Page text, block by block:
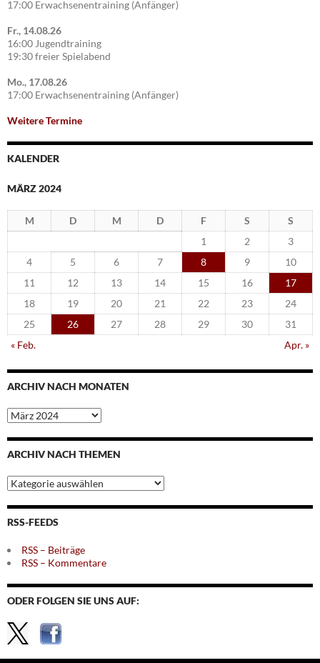
17:00 Erwachsenentraining (Anfänger)
Fr., 14.08.26
16:00 Jugendtraining
19:30 freier Spielabend
Mo., 17.08.26
17:00 Erwachsenentraining (Anfänger)
Weitere Termine
KALENDER
MÄRZ 2024
M D M D F S
S
1
2
3
4
5 6 7 8 9
10
11
12 13 14 15 16
17
18
19 20 21 22 23
24
25
26 27 28 29 30
31
« Feb.
Apr. »
ARCHIV NACH MONATEN
Archiv
nach
Monaten
ARCHIV NACH THEMEN
Archiv
nach
Themen
RSS-FEEDS
RSS – Beiträge
RSS – Kommentare
ODER FOLGEN SIE UNS AUF: